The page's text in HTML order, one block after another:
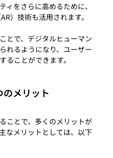
ィをさらに高めるために、
）技術も活用されます。
とで、デジタルヒューマン
れるようになり、ユーザー
メリット
ことで、多くのメリットが
なメリットとしては、以下